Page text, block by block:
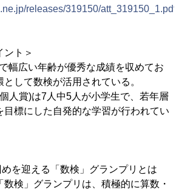
releases/319150/att_319150_1.pdf
ント＞
幅広い年齢が優秀な成績を収めてお
して数検が活用されている。
人賞)は7人中5人が小学生で、若年層
目標にした自発的な学習が行われてい
を迎える「数検」グランプリとは
検」グランプリは、積極的に算数・